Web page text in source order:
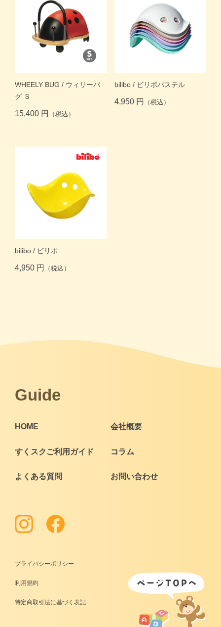
カテゴリー
ブランド
WHEELY BUG / ウィリーバ
グ Ｓ
15,400 円 （税込）
bilibo / ビリボパステル
4,950 円 （税込）
bilibo / ビリボ
4,950 円 （税込）
Guide
HOME 会社概要
すくスクご利用ガイド コラム
よくある質問 お問い合わせ
プライバシーポリシー
利用規約
特定商取引法に基づく表記